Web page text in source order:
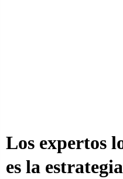
Los expertos
es la